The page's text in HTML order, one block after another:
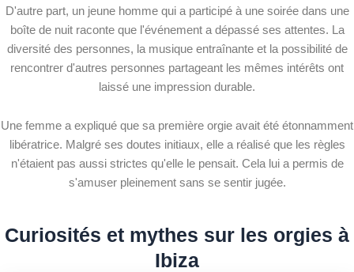
D'autre part, un jeune homme qui a participé à une soirée dans une
boîte de nuit raconte que l'événement a dépassé ses attentes. La
diversité des personnes, la musique entraînante et la possibilité de
rencontrer d'autres personnes partageant les mêmes intérêts ont
laissé une impression durable.
Une femme a expliqué que sa première orgie avait été étonnamment
libératrice. Malgré ses doutes initiaux, elle a réalisé que les règles
n'étaient pas aussi strictes qu'elle le pensait. Cela lui a permis de
s'amuser pleinement sans se sentir jugée.
Curiosités et mythes sur les orgies à
Ibiza